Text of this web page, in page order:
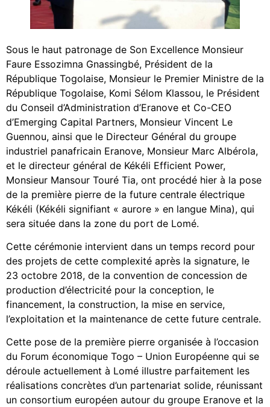
Sous le haut patronage de Son Excellence Monsieur
Faure Essozimna Gnassingbé, Président de la
République Togolaise, Monsieur le Premier Ministre de la
République Togolaise, Komi Sélom Klassou, le Président
du Conseil d’Administration d’Eranove et Co-CEO
d’Emerging Capital Partners, Monsieur Vincent Le
Guennou, ainsi que le Directeur Général du groupe
industriel panafricain Eranove, Monsieur Marc Albérola,
et le directeur général de Kékéli Efficient Power,
Monsieur Mansour Touré Tia, ont procédé hier à la pose
de la première pierre de la future centrale électrique
Kékéli (Kékéli signifiant « aurore » en langue Mina), qui
sera située dans la zone du port de Lomé.
Cette cérémonie intervient dans un temps record pour
des projets de cette complexité après la signature, le
23 octobre 2018, de la convention de concession de
production d’électricité pour la conception, le
financement, la construction, la mise en service,
l’exploitation et la maintenance de cette future centrale.
Cette pose de la première pierre organisée à l’occasion
du Forum économique Togo – Union Européenne qui se
déroule actuellement à Lomé illustre parfaitement les
réalisations concrètes d’un partenariat solide, réunissant
un consortium européen autour du groupe Eranove et la